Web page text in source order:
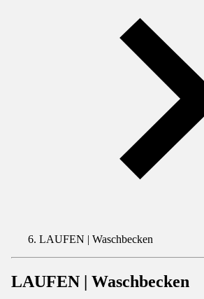
LAUFEN | Waschbecken
LAUFEN | Waschbecken